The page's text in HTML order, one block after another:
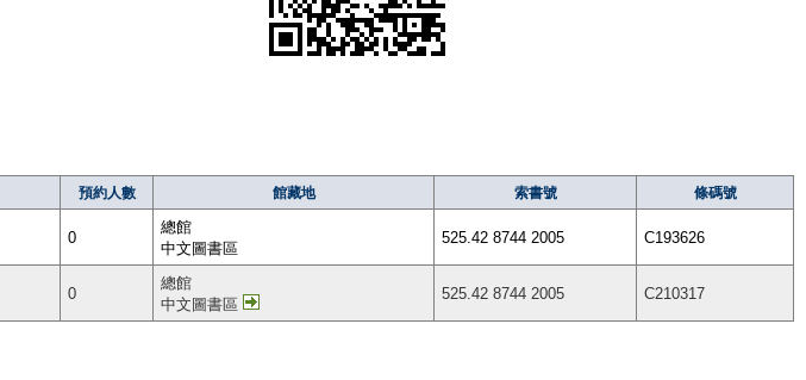
預約人數 館藏地 索書號 條碼號
0
總館
中文圖書區
525.42 8744 2005 C193626
0
總館
中文圖書區
525.42 8744 2005 C210317